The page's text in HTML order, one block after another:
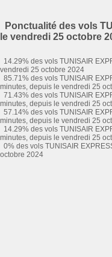
Ponctualité des vols
le vendredi 25 octobre
14.29% des vols TUNISAIR
vendredi 25 octobre 2024
85.71% des vols TUNISAIR
minutes, depuis le vendredi 25
71.43% des vols TUNISAIR
minutes, depuis le vendredi 25
57.14% des vols TUNISAIR
minutes, depuis le vendredi 25
14.29% des vols TUNISAIR
minutes, depuis le vendredi 25
0% des vols TUNISAIR
octobre 2024